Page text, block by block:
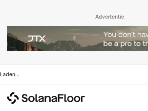
Advertentie
Laden...